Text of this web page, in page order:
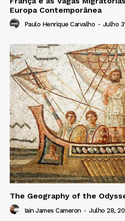
Europa Contemporânea
Paulo Henrique Carvalho - Julho
The Geography of the
Iain James Cameron - Julho 28,